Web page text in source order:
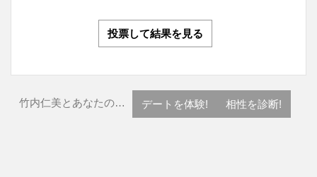
投票して結果を見る
竹内仁美とあなたの… デートを体験! 相性を診断!